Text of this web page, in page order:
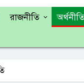
রাজনীতি অর্থনীতি